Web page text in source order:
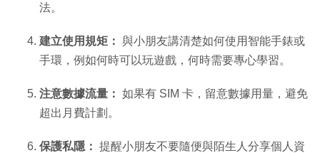
法。
建立使用規矩： 與小朋友講清楚如何使用智能手錶或
手環，例如何時可以玩遊戲，何時需要專心學習。
注意數據流量： 如果有 SIM 卡，留意數據用量，避免
超出月費計劃。
保護私隱： 提醒小朋友不要隨便與陌生人分享個人資